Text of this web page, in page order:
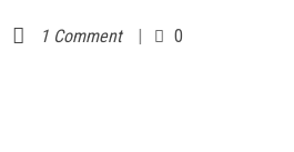
1 Comment
0